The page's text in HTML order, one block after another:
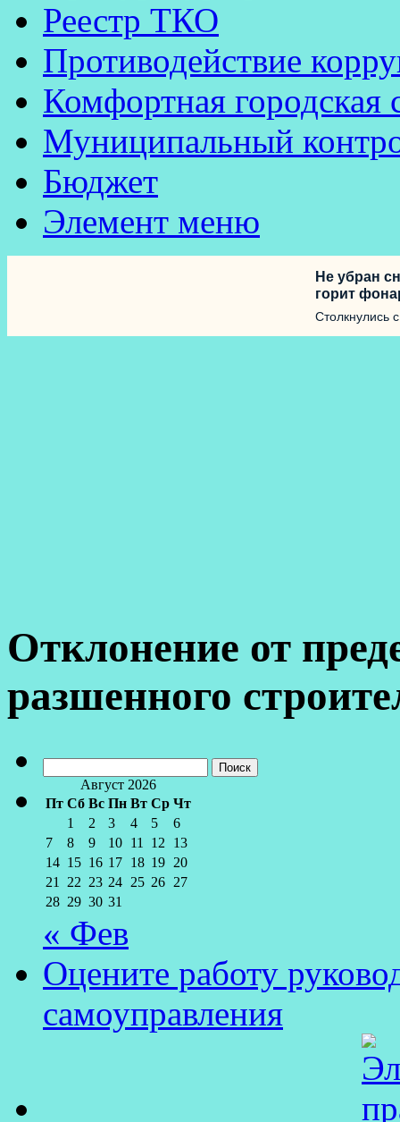
Реестр ТКО
Противодействие
Комфортная городская
Муниципальный
Бюджет
Элемент меню
Не убран
горит
Столкнулись
Отклонение от
разшенного
Август 2026
Пт Сб Вс Пн Вт Ср Чт
1
2 3 4 5
6
7
8 9 10 11 12
13
14 15 16 17 18 19 20
21
22 23 24 25 26 27
28 29 30 31
« Фев
Оцените работу
самоуправления